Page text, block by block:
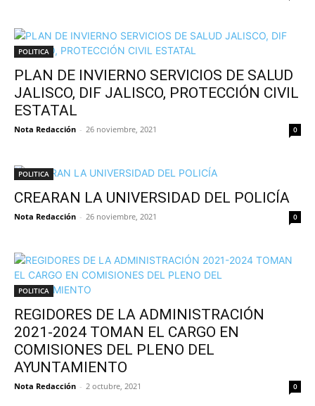
POLITICA
PLAN DE INVIERNO SERVICIOS DE SALUD
JALISCO, DIF JALISCO, PROTECCIÓN CIVIL
ESTATAL
Nota Redacción - 26 noviembre, 2021 0
POLITICA
CREARAN LA UNIVERSIDAD DEL POLICÍA
Nota Redacción - 26 noviembre, 2021 0
POLITICA
REGIDORES DE LA ADMINISTRACIÓN
2021-2024 TOMAN EL CARGO EN
COMISIONES DEL PLENO DEL
AYUNTAMIENTO
Nota Redacción - 2 octubre, 2021 0